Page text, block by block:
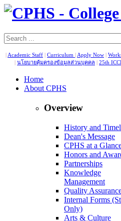
Academic Staff Curriculum Apply Now
นโยบายคุ้มครองข้อมูลส่วนบุคคล 25th
Home
About CPHS
Overview
History and
Dean's Message
CPHS at a
Honors and
Partnerships
Knowledge
Management
Quality
Internal Forms
Only)
Arts & Culture